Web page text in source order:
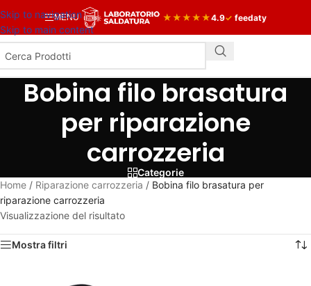
Skip to navigation
Skip to main content
MENU ★★★★★4.9✓ feedaty
Bobina filo brasatura
per riparazione
carrozzeria
Categorie
Home / Riparazione carrozzeria / Bobina filo brasatura per
riparazione carrozzeria
Visualizzazione del risultato
Mostra filtri